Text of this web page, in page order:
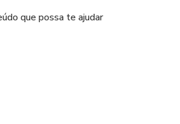
que possa te ajudar